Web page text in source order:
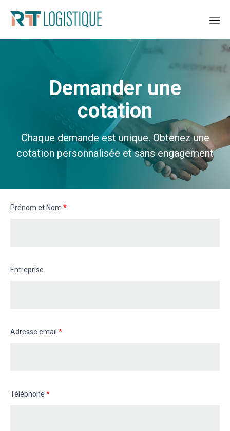
Demander une
cotation
Chaque demande est unique. Obtenez une
cotation personnalisée et sans engagement
Prénom et Nom *
Entreprise
Adresse email *
Téléphone *